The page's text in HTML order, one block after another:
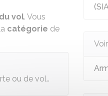
vol. Vous
catégorie de
ou de vol..